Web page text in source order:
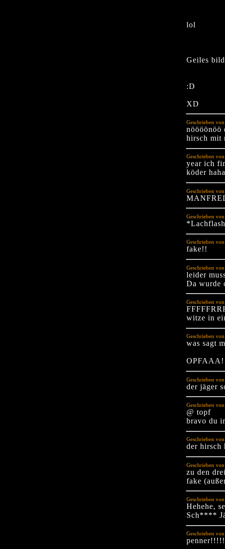
lol
Geiles bild
:D
XD
Geschrieben
nöööönöö
hirsch mit
Geschrieben
year ich
köder
Geschrieben
Geschrieben
Geschrieben
fake!!
Geschrieben
leider
Da wurde
Geschrieben
witze in
Geschrieben
was sagt
OPFAAA!
Geschrieben
der jäger
Geschrieben
@ topf
bravo du
Geschrieben
der hirsch
Geschrieben
zu den
fake
Geschrieben
Hehehe,
Sch****
Geschrieben